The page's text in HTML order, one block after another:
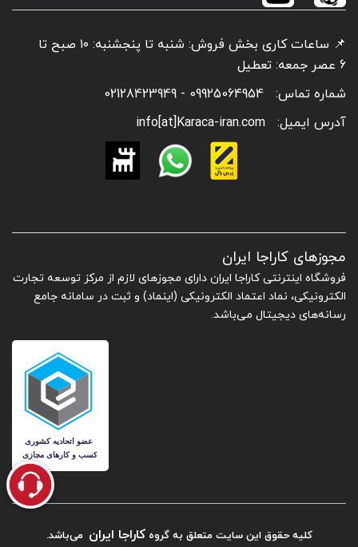
📌 ساعات کاری بخش فروش: شنبه تا پنجشنبه: ۱۰ صبح تا
6 عصر جمعه: تعطیل
شماره تماس:
09925064954 - 02128423949
آدرس ایمیل:
info[at]Karaca-iran.com
مجوزهای کاراجا ایران
فروشگاه اینترنتی کاراجا ایران دارای مجوزهای لازم از مرکز توسعه تجارت
الکترونیکی، نماد اعتماد الکترونیکی (اینماد) و ثبت در سامانه جامع
رسانه‌های دیجیتال می‌باشد.
کلیه حقوق این سایت متعلق به گروه کاراجا ایران می‌باشد.